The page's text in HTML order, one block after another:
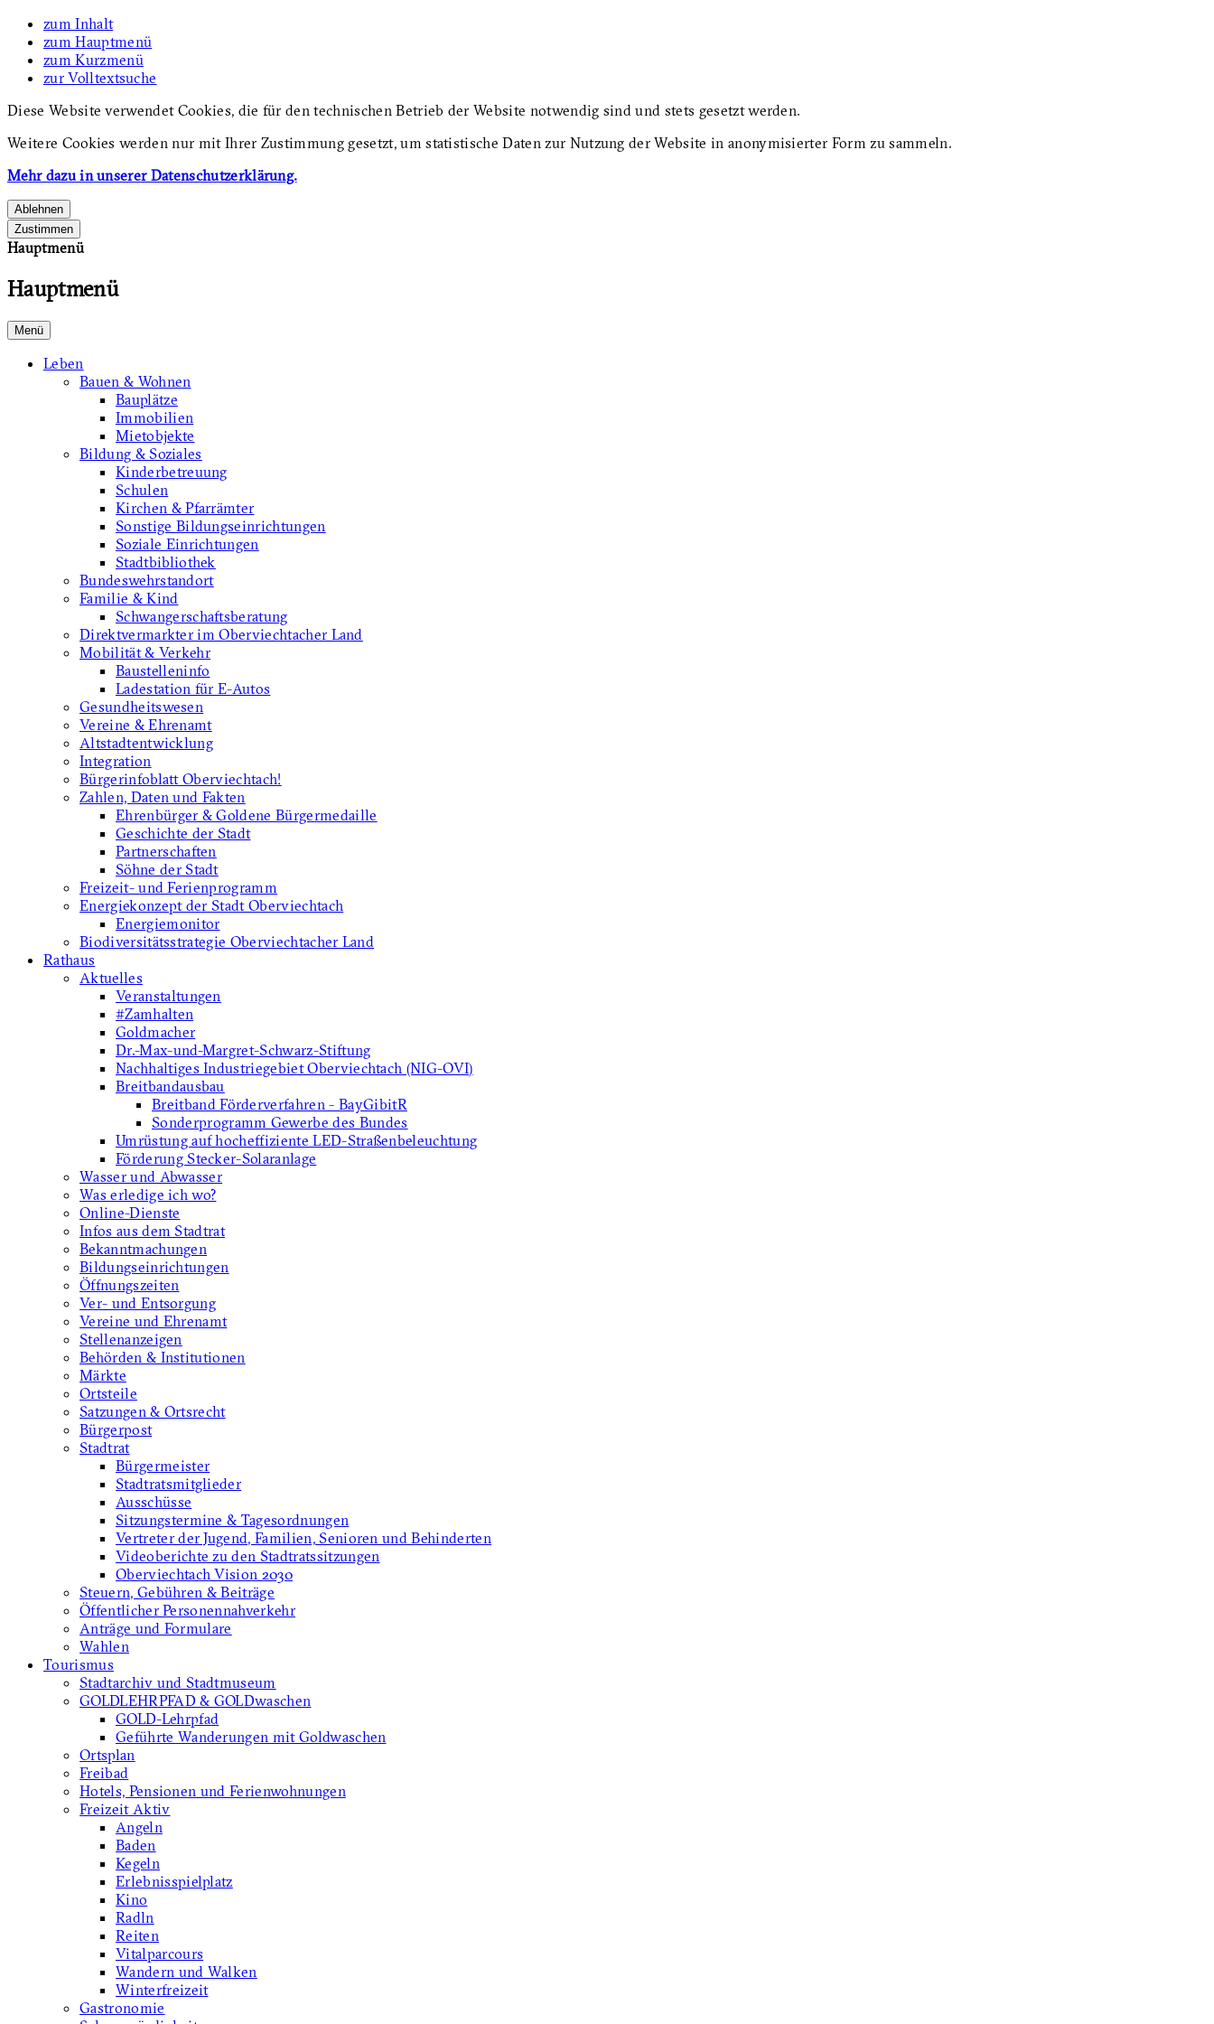
zum Inhalt
zum Hauptmenü
zum Kurzmenü
zur Volltextsuche
Diese Website verwendet Cookies, die für den technischen Betrieb der Website notwendig sind und stets gesetzt werden.
Weitere Cookies werden nur mit Ihrer Zustimmung gesetzt, um statistische Daten zur Nutzung der Website in anonymisierter Form zu sammeln.
Mehr dazu in unserer Datenschutzerklärung.
Ablehnen
Zustimmen
Hauptmenü
Hauptmenü
Menü
Leben
Bauen & Wohnen
Bauplätze
Immobilien
Mietobjekte
Bildung & Soziales
Kinderbetreuung
Schulen
Kirchen & Pfarrämter
Sonstige Bildungseinrichtungen
Soziale Einrichtungen
Stadtbibliothek
Bundeswehrstandort
Familie & Kind
Schwangerschaftsberatung
Direktvermarkter im Oberviechtacher Land
Mobilität & Verkehr
Baustelleninfo
Ladestation für E-Autos
Gesundheitswesen
Vereine & Ehrenamt
Altstadtentwicklung
Integration
Bürgerinfoblatt Oberviechtach!
Zahlen, Daten und Fakten
Ehrenbürger & Goldene Bürgermedaille
Geschichte der Stadt
Partnerschaften
Söhne der Stadt
Freizeit- und Ferienprogramm
Energiekonzept der Stadt Oberviechtach
Energiemonitor
Biodiversitätsstrategie Oberviechtacher Land
Rathaus
Aktuelles
Veranstaltungen
#Zamhalten
Goldmacher
Dr.-Max-und-Margret-Schwarz-Stiftung
Nachhaltiges Industriegebiet Oberviechtach (NIG-OVI)
Breitbandausbau
Breitband Förderverfahren - BayGibitR
Sonderprogramm Gewerbe des Bundes
Umrüstung auf hocheffiziente LED-Straßenbeleuchtung
Förderung Stecker-Solaranlage
Wasser und Abwasser
Was erledige ich wo?
Online-Dienste
Infos aus dem Stadtrat
Bekanntmachungen
Bildungseinrichtungen
Öffnungszeiten
Ver- und Entsorgung
Vereine und Ehrenamt
Stellenanzeigen
Behörden & Institutionen
Märkte
Ortsteile
Satzungen & Ortsrecht
Bürgerpost
Stadtrat
Bürgermeister
Stadtratsmitglieder
Ausschüsse
Sitzungstermine & Tagesordnungen
Vertreter der Jugend, Familien, Senioren und Behinderten
Videoberichte zu den Stadtratssitzungen
Oberviechtach Vision 2030
Steuern, Gebühren & Beiträge
Öffentlicher Personennahverkehr
Anträge und Formulare
Wahlen
Tourismus
Stadtarchiv und Stadtmuseum
GOLDLEHRPFAD & GOLDwaschen
GOLD-Lehrpfad
Geführte Wanderungen mit Goldwaschen
Ortsplan
Freibad
Hotels, Pensionen und Ferienwohnungen
Freizeit Aktiv
Angeln
Baden
Kegeln
Erlebnisspielplatz
Kino
Radln
Reiten
Vitalparcours
Wandern und Walken
Winterfreizeit
Gastronomie